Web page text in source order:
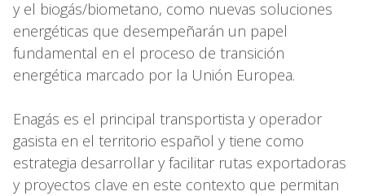
y el biogás/biometano, como nuevas soluciones
energéticas que desempeñarán un papel
fundamental en el proceso de transición
energética marcado por la Unión Europea.
Enagás es el principal transportista y operador
gasista en el territorio español y tiene como
estrategia desarrollar y facilitar rutas exportadoras
y proyectos clave en este contexto que permitan